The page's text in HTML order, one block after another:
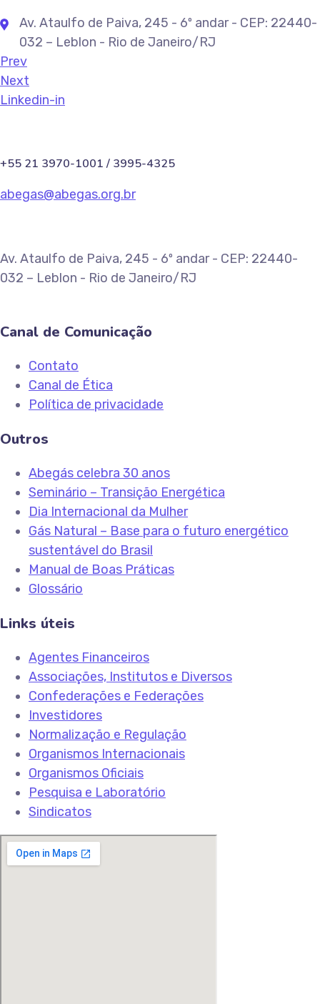
Av. Ataulfo de Paiva, 245 - 6º andar - CEP: 22440-
032 – Leblon - Rio de Janeiro/RJ
Prev
Next
Linkedin-in
+55 21 3970-1001 / 3995-4325
abegas@abegas.org.br
Av. Ataulfo de Paiva, 245 - 6º andar - CEP: 22440-
032 – Leblon - Rio de Janeiro/RJ
Canal de Comunicação
Contato
Canal de Ética
Política de privacidade
Outros
Abegás celebra 30 anos
Seminário – Transição Energética
Dia Internacional da Mulher
Gás Natural – Base para o futuro energético
sustentável do Brasil
Manual de Boas Práticas
Glossário
Links úteis
Agentes Financeiros
Associações, Institutos e Diversos
Confederações e Federações
Investidores
Normalização e Regulação
Organismos Internacionais
Organismos Oficiais
Pesquisa e Laboratório
Sindicatos